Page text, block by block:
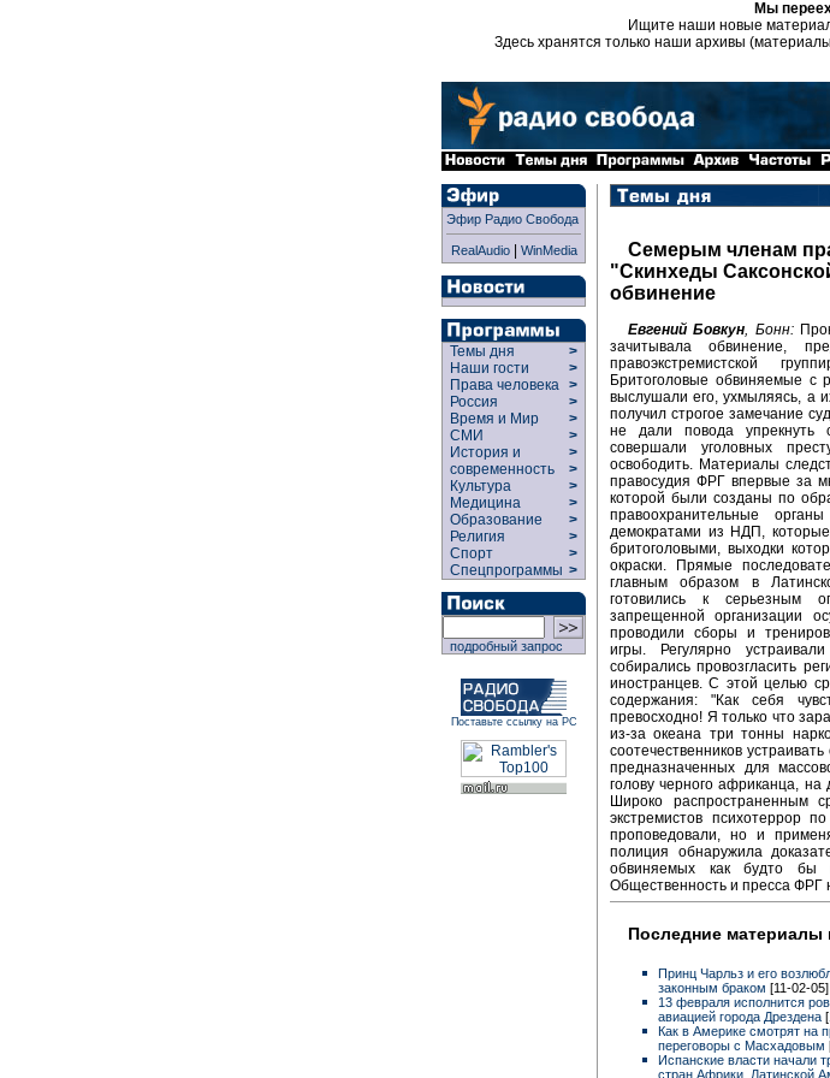
Мы
Ищите наши новые
Здесь хранятся только наши архивы
Эфир Радио Свобода
RealAudio| WinMedia
Темы дня
>
Наши гости
>
Права человека >
Россия
>
Время и Мир
>
СМИ
>
История и
современность
>
>
Культура
>
Медицина
>
Образование
>
Религия
>
Спорт
>
Спецпрограммы >
подробный запрос
Поставьте ссылку на РС
Cемерым членам
"Скинхеды
обвинение
Евгений Бовкун , Бонн:
зачитывала обвинение,
правоэкстремистской
Бритоголовые обвиняемые с
выслушали его, ухмыляясь, а
получил строгое замечание
не дали повода упрекнуть
совершали уголовных
освободить. Материалы
правосудия ФРГ впервые за
которой были созданы по
правоохранительные
демократами из НДП,
бритоголовыми, выходки
окраски. Прямые
главным образом в
готовились к серьезным
запрещенной организации
проводили сборы и
игры. Регулярно
собирались провозгласить
иностранцев. С этой целью
содержания: "Как себя
превосходно! Я только что
из-за океана три тонны
соотечественников
предназначенных для
голову черного африканца, на
Широко распространенным
экстремистов психотеррор
проповедовали, но и
полиция обнаружила
обвиняемых как будто бы
Общественность и пресса ФРГ
Последние материалы
Принц Чарльз и его
законным браком [11-02-05]
13 февраля исполнится
авиацией города Дрездена
Как в Америке смотрят на
переговоры с Масхадовым
Испанские власти начали
стран Африки, Латинской